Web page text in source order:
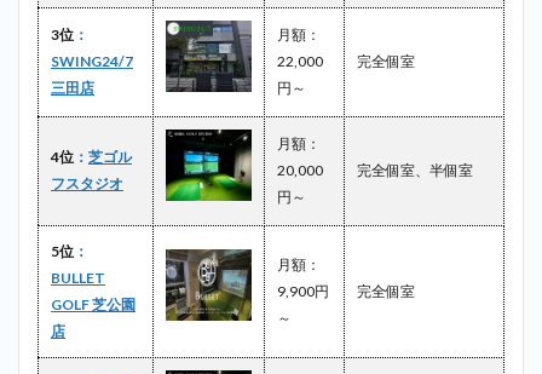
2.7
7位：
VitastileGolf
芝公園三田
2.8
8位：
ヒル
ズゴ
ルフ
アカ
デミ
ー＿
芝公
園
2.9
3位 ：
SWING24/7
三田店
月額：
22,000
円～
完全個室
4位 ： 芝ゴル
フスタジオ
月額：
20,000
円～
完全個室、半個室
5位 ：
BULLET
GOLF 芝公園
店
月額：
9,900円
～
完全個室